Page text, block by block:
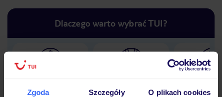
Zgoda Szczegóły O plikach cookies
Dlaczego warto wybrać TUI?